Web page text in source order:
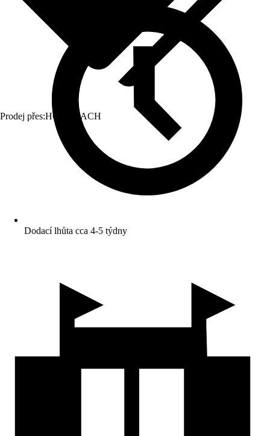
Prodej přes:HORNBACH
Dodací lhůta cca 4-5 týdny